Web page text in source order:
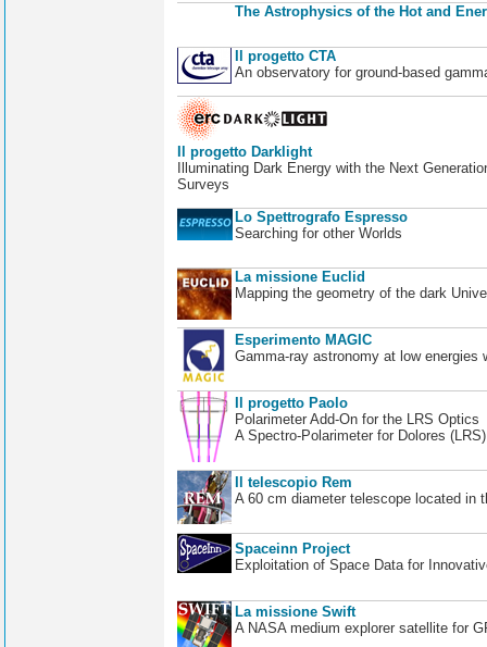
The Astrophysics of the Hot and
Il progetto CTA
An observatory for ground-based
Il progetto Darklight
Illuminating Dark Energy with the Next
Surveys
Lo Spettrografo Espresso
Searching for other Worlds
La missione Euclid
Mapping the geometry of the dark
Esperimento MAGIC
Gamma-ray astronomy at low energies
Il progetto Paolo
Polarimeter Add-On for the LRS Optics
A Spectro-Polarimeter for Dolores
Il telescopio Rem
A 60 cm diameter telescope located in
Spaceinn Project
Exploitation of Space Data for
La missione Swift
A NASA medium explorer satellite for